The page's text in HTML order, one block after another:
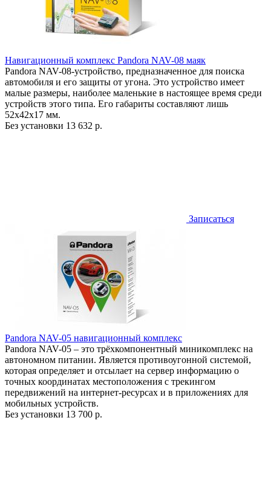
Навигационный комплекс Pandora NAV-08 маяк
Pandora NAV-08-устройство, предназначенное для поиска
автомобиля и его защиты от угона. Это устройство имеет
малые размеры, наиболее маленькие в настоящее время среди
устройств этого типа. Его габариты составляют лишь
52х42х17 мм.
Без установки 13 632 р.
Записаться
Pandora NAV-05 навигационный комплекс
Pandora NAV-05 – это трёхкомпонентный миникомплекс на
автономном питании. Является противоугонной системой,
которая определяет и отсылает на сервер информацию о
точных координатах местоположения с трекингом
передвижений на интернет-ресурсах и в приложениях для
мобильных устройств.
Без установки 13 700 р.